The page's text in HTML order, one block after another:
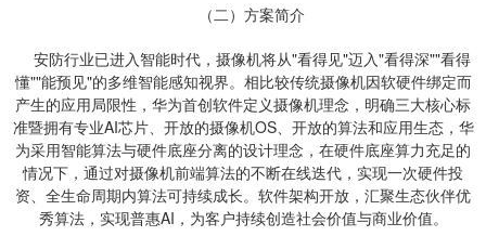
（二）方案简介
安防行业已进入智能时代，摄像机将从"看得见"迈入"看得深""看得
懂""能预见"的多维智能感知视界。相比较传统摄像机因软硬件绑定而
产生的应用局限性，华为首创软件定义摄像机理念，明确三大核心标
准暨拥有专业AI芯片、开放的摄像机OS、开放的算法和应用生态，华
为采用智能算法与硬件底座分离的设计理念，在硬件底座算力充足的
情况下，通过对摄像机前端算法的不断在线迭代，实现一次硬件投
资、全生命周期内算法可持续成长。软件架构开放，汇聚生态伙伴优
秀算法，实现普惠AI，为客户持续创造社会价值与商业价值。